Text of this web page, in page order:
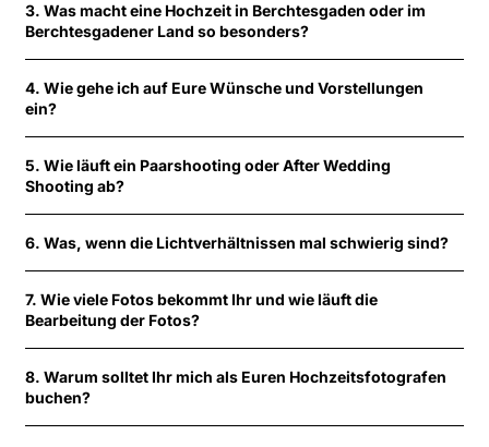
3. Was macht eine Hochzeit in Berchtesgaden oder im
Berchtesgadener Land so besonders?
4. Wie gehe ich auf Eure Wünsche und Vorstellungen
ein?
5. Wie läuft ein Paarshooting oder After Wedding
Shooting ab?
6. Was, wenn die Lichtverhältnissen mal schwierig sind?
7. Wie viele Fotos bekommt Ihr und wie läuft die
Bearbeitung der Fotos?
8. Warum solltet Ihr mich als Euren Hochzeitsfotografen
buchen?